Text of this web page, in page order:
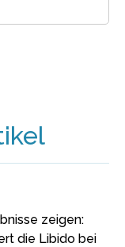
zeigen:
die Libido bei